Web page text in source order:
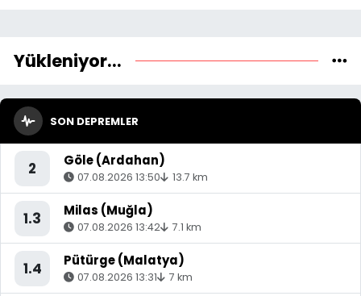
Yükleniyor...
SON DEPREMLER
2 Göle (Ardahan)
07.08.2026 13:50 13.7 km
1.3 Milas (Muğla)
07.08.2026 13:42 7.1 km
1.4 Pütürge (Malatya)
07.08.2026 13:31 7 km